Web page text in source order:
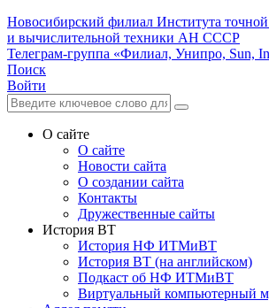
Новосибирский филиал Института
и вычислительной техники АН СССР
Телеграм-группа «Филиал, Унипро, Sun,
Поиск
Войти
О сайте
О сайте
Новости сайта
О создании сайта
Контакты
Дружественные сайты
История ВТ
История НФ ИТМиВТ
История ВТ (на английском)
Подкаст об НФ ИТМиВТ
Виртуальный компьютерный